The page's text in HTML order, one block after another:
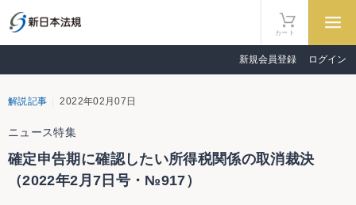
カート
新規会員登録 ログイン
解説記事 2022年02月07日
ニュース特集
確定申告期に確認したい所得税関係の取消裁決
（2022年2月7日号・№917）